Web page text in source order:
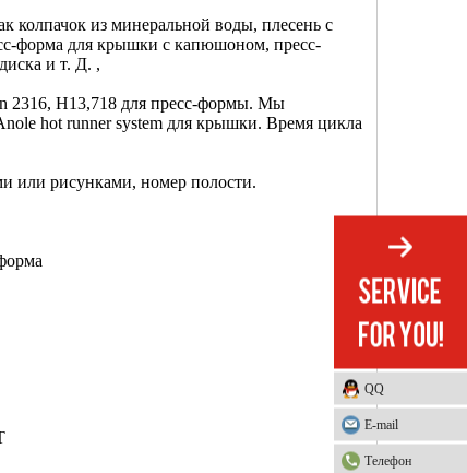
колпачок из минеральной воды, плесень с
форма для крышки с капюшоном, пресс-
и т. Д. ,
2316, H13,718 для пресс-формы. Мы
hot runner system для крышки. Время цикла
или рисунками, номер полости.
QQ
E-mail
Телефон